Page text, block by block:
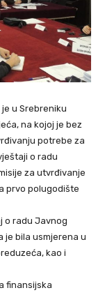
u Srebreniku
na kojoj je bez
potrebe za
o radu
za utvrđivanje
prvo polugodište
o radu Javnog
je bila usmjerena u
kao i
finansijska